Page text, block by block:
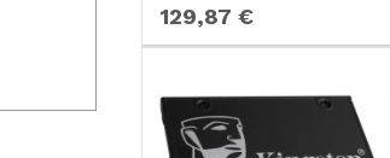
129,87 €